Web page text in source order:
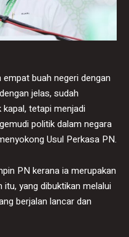
buah negeri dengan
jelas, sudah
tetapi menjadi
politik dalam negara
Usul Perkasa PN.
PN kerana ia merupakan
yang dibuktikan melalui
berjalan lancar dan